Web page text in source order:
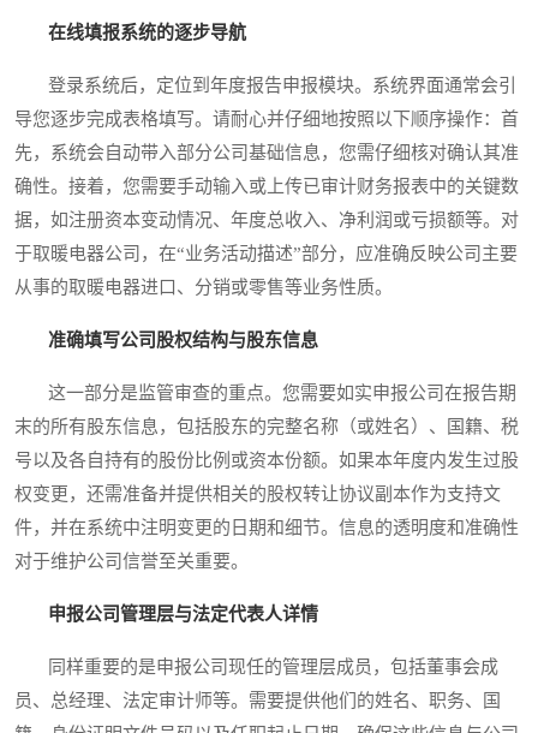
在线填报系统的逐步导航
登录系统后，定位到年度报告申报模块。系统界面通常会引
导您逐步完成表格填写。请耐心并仔细地按照以下顺序操作：首
先，系统会自动带入部分公司基础信息，您需仔细核对确认其准
确性。接着，您需要手动输入或上传已审计财务报表中的关键数
据，如注册资本变动情况、年度总收入、净利润或亏损额等。对
于取暖电器公司，在“业务活动描述”部分，应准确反映公司主要
从事的取暖电器进口、分销或零售等业务性质。
准确填写公司股权结构与股东信息
这一部分是监管审查的重点。您需要如实申报公司在报告期
末的所有股东信息，包括股东的完整名称（或姓名）、国籍、税
号以及各自持有的股份比例或资本份额。如果本年度内发生过股
权变更，还需准备并提供相关的股权转让协议副本作为支持文
件，并在系统中注明变更的日期和细节。信息的透明度和准确性
对于维护公司信誉至关重要。
申报公司管理层与法定代表人详情
同样重要的是申报公司现任的管理层成员，包括董事会成
员、总经理、法定审计师等。需要提供他们的姓名、职务、国